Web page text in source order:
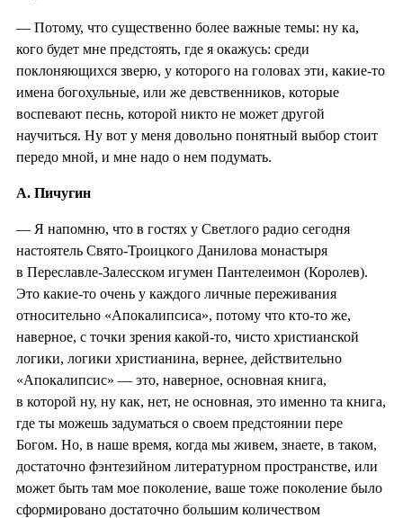
— Потому, что существенно более важные темы: ну ка,
кого будет мне предстоять, где я окажусь: среди
поклоняющихся зверю, у которого на головах эти, какие-то
имена богохульные, или же девственников, которые
воспевают песнь, которой никто не может другой
научиться. Ну вот у меня довольно понятный выбор стоит
передо мной, и мне надо о нем подумать.
А. Пичугин
— Я напомню, что в гостях у Светлого радио сегодня
настоятель Свято-Троицкого Данилова монастыря
в Переславле-Залесском игумен Пантелеимон (Королев).
Это какие-то очень у каждого личные переживания
относительно «Апокалипсиса», потому что кто-то же,
наверное, с точки зрения какой-то, чисто христианской
логики, логики христианина, вернее, действительно
«Апокалипсис» — это, наверное, основная книга,
в которой ну, ну как, нет, не основная, это именно та книга,
где ты можешь задуматься о своем предстоянии пере
Богом. Но, в наше время, когда мы живем, знаете, в таком,
достаточно фэнтезийном литературном пространстве, или
может быть там мое поколение, ваше тоже поколение было
сформировано достаточно большим количеством